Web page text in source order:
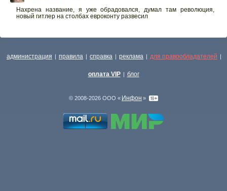
Нахрена название, я уже обрадовался, думал там революция,
новый гитлер на столбах евроконту развесил
администрация | правила | справка | реклама | для правообладателей |
оплата VIP | блог
© 2008-2026 ООО « Инфон »